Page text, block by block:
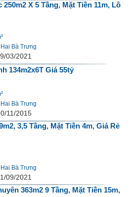
X 5 Tầng, Mặt Tiền 11m, Lô
Bà Trưng
03/2021
134m2x6T Giá 55tỷ
Bà Trưng
11/2015
3,5 Tầng, Mặt Tiền 4m, Giá Rẻ
Bà Trưng
09/2021
363m2 9 Tầng, Mặt Tiền 15m,